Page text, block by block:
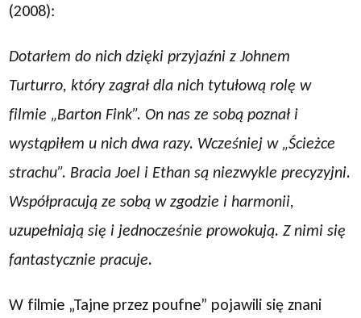
(2008):
Dotarłem do nich dzięki przyjaźni z Johnem
Turturro, który zagrał dla nich tytułową rolę w
filmie „Barton Fink”. On nas ze sobą poznał i
wystąpiłem u nich dwa razy. Wcześniej w „Ścieżce
strachu”. Bracia Joel i Ethan są niezwykle precyzyjni.
Współpracują ze sobą w zgodzie i harmonii,
uzupełniają się i jednocześnie prowokują. Z nimi się
fantastycznie pracuje.
W filmie „Tajne przez poufne” pojawili się znani